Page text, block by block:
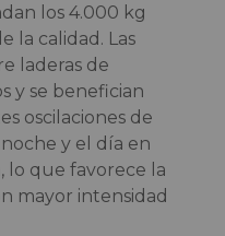
los 4.000 kg
la calidad. Las
laderas de
y se benefician
oscilaciones de
y el día en
lo que favorece la
mayor intensidad